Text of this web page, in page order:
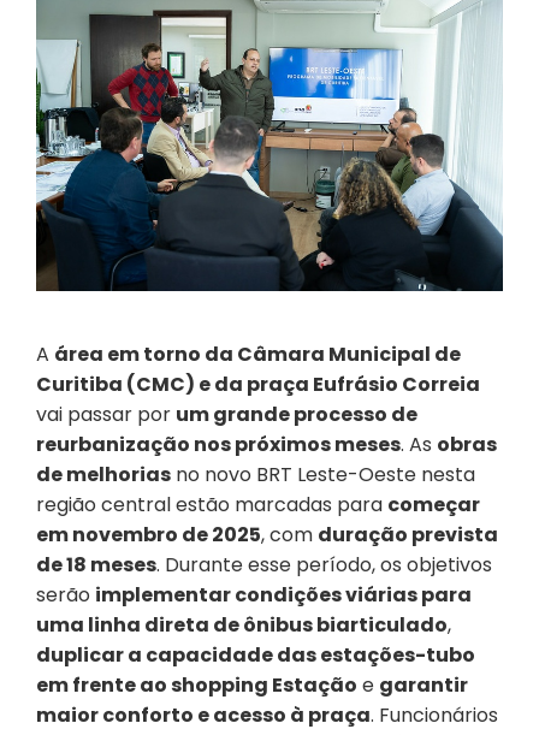
A área em torno da Câmara Municipal de
Curitiba (CMC) e da praça Eufrásio Correia
vai passar por um grande processo de
reurbanização nos próximos meses. As obras
de melhorias no novo BRT Leste-Oeste nesta
região central estão marcadas para começar
emnovembro de 2025, com duração prevista
de18 meses. Durante esse período, os objetivos
serão implementarcondições viárias para
uma linha direta de ônibus biarticulado,
duplicar a capacidade das estações-tubo
em frente ao shopping Estação e garantir
maior conforto e acesso à praça. Funcionários